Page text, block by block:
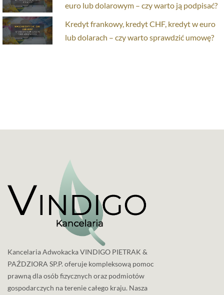
euro lub dolarowym – czy warto ją podpisać?
Kredyt frankowy, kredyt CHF, kredyt w euro
lub dolarach – czy warto sprawdzić umowę?
Kancelaria Adwokacka VINDIGO PIETRAK &
PAŹDZIORA SP.P. oferuje kompleksową pomoc
prawną dla osób fizycznych oraz podmiotów
gospodarczych na terenie całego kraju. Nasza